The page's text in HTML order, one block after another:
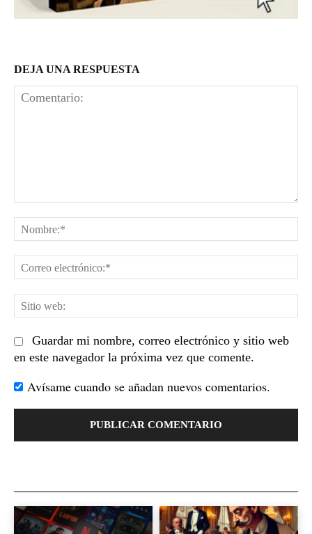
DEJA UNA RESPUESTA
Guardar mi nombre, correo electrónico y sitio web
en este navegador la próxima vez que comente.
Avísame cuando se añadan nuevos comentarios.